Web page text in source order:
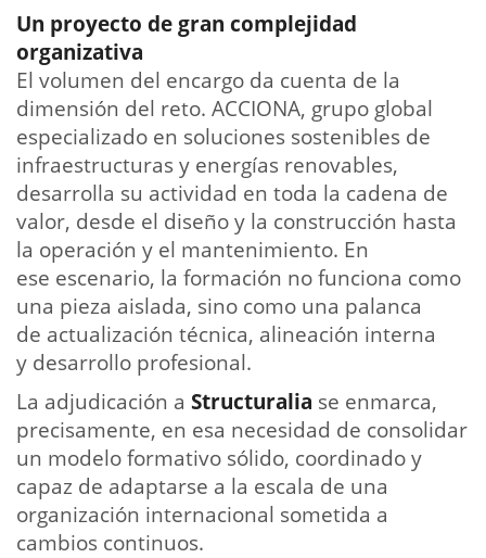
Un proyecto de gran complejidad
organizativa
El volumen del encargo da cuenta de la
dimensión del reto. ACCIONA, grupo global
especializado en soluciones sostenibles de
infraestructuras y energías renovables,
desarrolla su actividad en toda la cadena de
valor, desde el diseño y la construcción hasta
la operación y el mantenimiento. En
ese escenario, la formación no funciona como
una pieza aislada, sino como una palanca
de actualización técnica, alineación interna
y desarrollo profesional.
La adjudicación a Structuralia se enmarca,
precisamente, en esa necesidad de consolidar
un modelo formativo sólido, coordinado y
capaz de adaptarse a la escala de una
organización internacional sometida a
cambios continuos.